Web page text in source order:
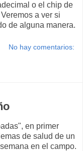
o el chip de
a ver si
de alguna manera.
No hay comentarios:
en primer
de salud de un
en el campo.